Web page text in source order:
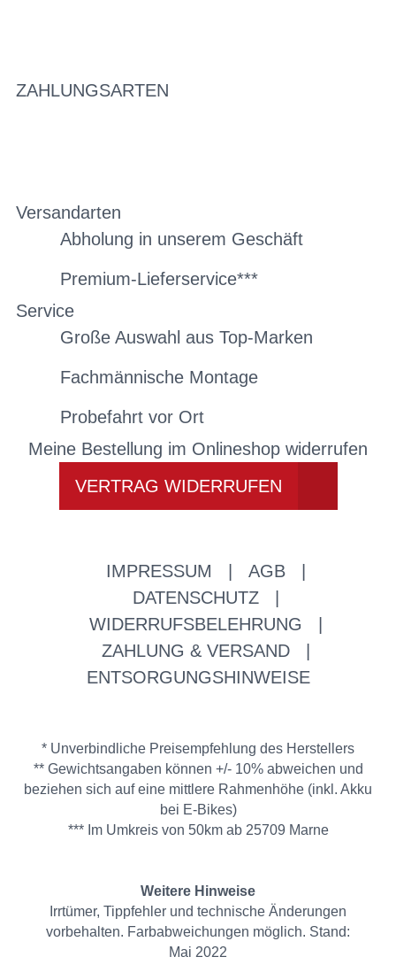
ZAHLUNGSARTEN
Versandarten
Abholung in unserem Geschäft
Premium-Lieferservice***
Service
Große Auswahl aus Top-Marken
Fachmännische Montage
Probefahrt vor Ort
Meine Bestellung im Onlineshop widerrufen
VERTRAG WIDERRUFEN
IMPRESSUM AGB
DATENSCHUTZ
WIDERRUFSBELEHRUNG
ZAHLUNG & VERSAND
ENTSORGUNGSHINWEISE
* Unverbindliche Preisempfehlung des Herstellers
** Gewichtsangaben können +/- 10% abweichen und
beziehen sich auf eine mittlere Rahmenhöhe (inkl. Akku
bei E-Bikes)
*** Im Umkreis von 50km ab 25709 Marne
Weitere Hinweise
Irrtümer, Tippfehler und technische Änderungen
vorbehalten. Farbabweichungen möglich. Stand:
Mai 2022